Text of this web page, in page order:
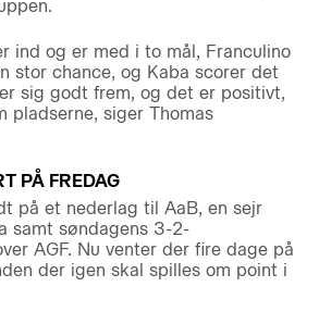
ind og er med i to mål, Franculino
stor chance, og Kaba scorer det
sig godt frem, og det er positivt,
pladserne, siger Thomas
PÅ FREDAG
på et nederlag til AaB, en sejr
samt søndagens 3-2-
AGF. Nu venter der fire dage på
der igen skal spilles om point i